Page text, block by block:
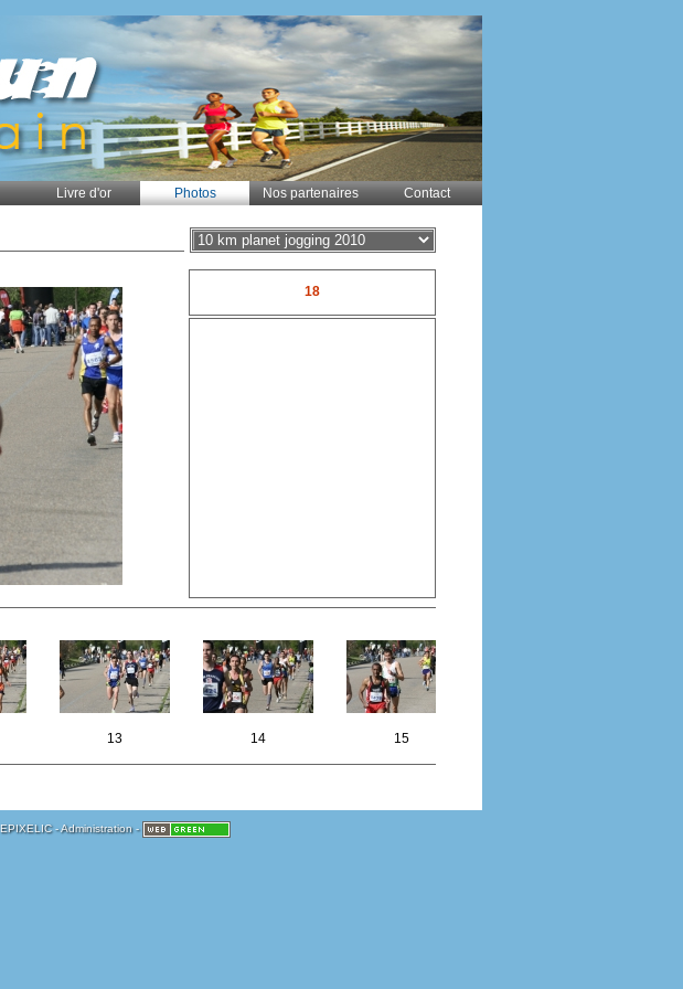
Livre d'or Photos Nos partenaires Contact
18
13 14 15
EPIXELIC-Administration-